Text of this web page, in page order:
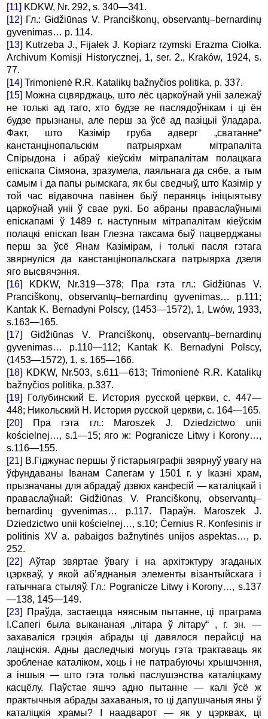
[11] KDKW, Nr. 292, s. 340—341.
[12] Гл.: Gidžiūnas V. Pranciškonų, observantų–bernardinų
gyvenimas… p. 114.
[13] Kutrzeba J., Fijałek J. Kopiarz rzymski Erazma Ciołka.
Archivum Komisji Historycznej, 1, ser. 2., Kraków, 1924, s.
77.
[14] Trimonienė R.R. Katalikų bažnyčios politika, p. 337.
[15] Можна сцвярджаць, што лёс царкоўнай уніі залежаў
не толькі ад таго, хто будзе яе паслядоўнікам і ці ён
будзе прызнаны, але перш за ўсё ад пазіцыі ўладара.
Факт, што Казімір груба адверг „сватанне“
канстанцінопальскім патрыярхам мітрапаліта
Спірыдона і абраў кіеўскім мітрапалітам полацкага
епіскапа Сімяона, зразумела, лаяльнага да сябе, а тым
самым і да папы рымскага, як бы сведчыў, што Казімір у
той час відавочна павінен быў пераняць ініцыятыву
царкоўнай уніі ў свае рукі. Бо абраны праваслаўнымі
епіскапамі ў 1489 г. наступным мітрапалітам кіеўскім
полацкі епіскап Іван Глезна таксама быў пацверджаны
перш за ўсё Янам Казімірам, і толькі пасля гэтага
звярнуліся да канстанцінопальскага патрыярха дзеля
яго высвячэння.
[16]
KDKW, Nr.319—378; Пра гэта гл.: Gidžiūnas V.
Pranciškonų, observantų–bernardinų gyvenimas… p.111;
Kantak K. Bernadyni Polscy, (1453—1572), 1, Lwów, 1933,
s.163—165.
[17]
Gidžiūnas V. Pranciškonų, observantų–bernardinų
gyvenimas… p.110—112; Kantak K. Bernadyni Polscy,
(1453—1572), 1, s. 165—166.
[18]
KDKW, Nr.503, s.611—613; Trimonienė R.R. Katalikų
bažnyčios politika, p.337.
[19]
Голубинский Е. История русской церкви, с. 447—
448; Никольский Н. История русской церкви, с. 164—165.
[20]
Пра гэта гл.: Maroszek J. Dziedzictwo unii
kościelnej…, s.1—15; яго ж: Pogranicze Litwy i Korony…,
s.116—155.
[21] В.Гіджунас першы ў гістарыяграфіі звярнуў увагу на
ўфундаваны Іванам Сапегам у 1501 г. у Іказні храм,
прызначаны для абрадаў дзвюх канфесій — каталіцкай і
праваслаўнай: Gidžiūnas V. Pranciškonų, observantų–
bernardinų gyvenimas… p.117. Параўн. Maroszek J.
Dziedzictwo unii kościelnej…, s.10; Černius R. Konfesinis ir
politinis XV a. pabaigos bažnytinės unijos aspektas…, p.
252.
[22]
Аўтар звяртае ўвагу і на архітэктуру згаданых
цэркваў, у якой аб’яднаныя элементы візантыйскага і
гатычнага стыляў. Гл.: Pogranicze Litwy i Korony…, s.137
—138, 145—149.
[23]
Праўда, застаецца няясным пытанне, ці праграма
І.Сапегі была выкананая „літара ў літару“ , г. зн. —
захаваліся грэцкія абрады ці давялося перайсці на
лацінскія. Адны даследчыкі могуць гэта трактаваць як
зробленае каталіком, хоць і не патрабуючы хрышчэння,
а іншыя — што гэта толькі паслушэнства каталіцкаму
касцёлу. Паўстае яшчэ адно пытанне — калі ўсё ж
практычныя абрады захаваныя, то ці дапушчаныя яны ў
каталіцкія храмы? І наадварот — як у цэрквах, ці